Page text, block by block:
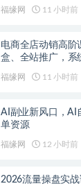
福缘网 11 小时前
电商全店动销高阶
盒、全站推广，系
福缘网 11 小时前
AI副业新风口，AI
单资源
福缘网 12 小时前
2026流量操盘实